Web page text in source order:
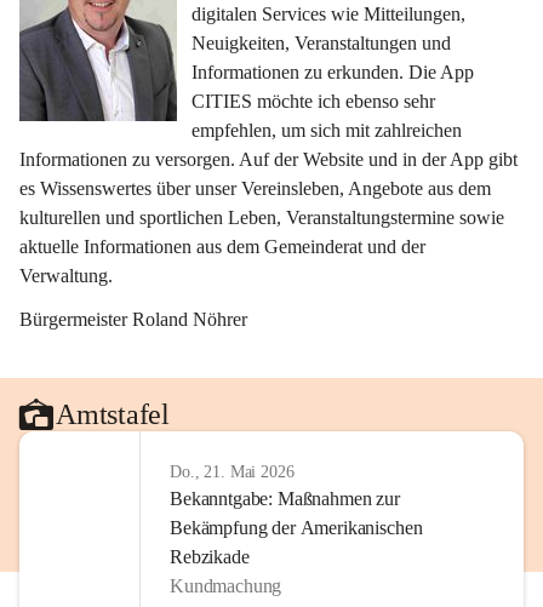
digitalen Services wie Mitteilungen,
Neuigkeiten, Veranstaltungen und
Informationen zu erkunden. Die App
CITIES möchte ich ebenso sehr
empfehlen, um sich mit zahlreichen
Informationen zu versorgen. Auf der Website und in der App gibt
es Wissenswertes über unser Vereinsleben, Angebote aus dem
kulturellen und sportlichen Leben, Veranstaltungstermine sowie
aktuelle Informationen aus dem Gemeinderat und der
Verwaltung.
Bürgermeister Roland Nöhrer
Amtstafel
Do., 21. Mai 2026
Bekanntgabe: Maßnahmen zur
Bekämpfung der Amerikanischen
Rebzikade
Kundmachung